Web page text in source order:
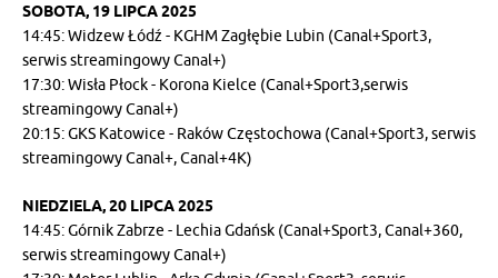
SOBOTA, 19 LIPCA 2025
14:45: Widzew Łódź - KGHM Zagłębie Lubin (Canal+Sport3,
serwis streamingowy Canal+)
17:30: Wisła Płock - Korona Kielce (Canal+Sport3,serwis
streamingowy Canal+)
20:15: GKS Katowice - Raków Częstochowa (Canal+Sport3, serwis
streamingowy Canal+, Canal+4K)
NIEDZIELA, 20 LIPCA 2025
14:45: Górnik Zabrze - Lechia Gdańsk (Canal+Sport3, Canal+360,
serwis streamingowy Canal+)